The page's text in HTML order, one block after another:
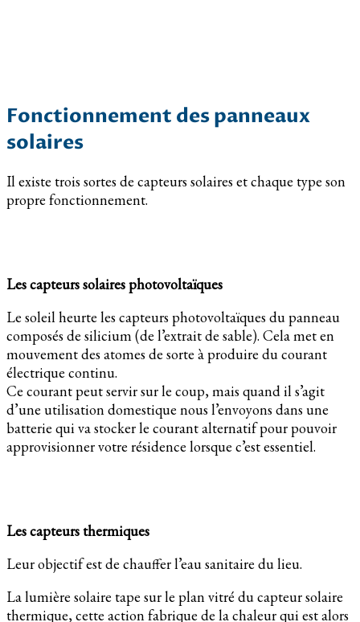
Fonctionnement des panneaux
solaires
Il existe trois sortes de capteurs solaires et chaque type son
propre fonctionnement.
Les capteurs solaires photovoltaïques
Le soleil heurte les capteurs photovoltaïques du panneau
composés de silicium (de l’extrait de sable). Cela met en
mouvement des atomes de sorte à produire du courant
électrique continu.
Ce courant peut servir sur le coup, mais quand il s’agit
d’une utilisation domestique nous l’envoyons dans une
batterie qui va stocker le courant alternatif pour pouvoir
approvisionner votre résidence lorsque c’est essentiel.
Les capteurs thermiques
Leur objectif est de chauffer l’eau sanitaire du lieu.
La lumière solaire tape sur le plan vitré du capteur solaire
thermique, cette action fabrique de la chaleur qui est alors